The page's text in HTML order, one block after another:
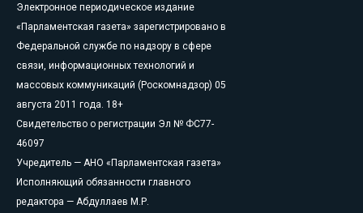
Электронное периодическое издание
«Парламентская газета» зарегистрировано в
Федеральной службе по надзору в сфере
связи, информационных технологий и
массовых коммуникаций (Роскомнадзор) 05
августа 2011 года. 18+
Свидетельство о регистрации Эл № ФС77-
46097
Учредитель — АНО «Парламентская газета»
Исполняющий обязанности главного
редактора — Абдуллаев М.Р.